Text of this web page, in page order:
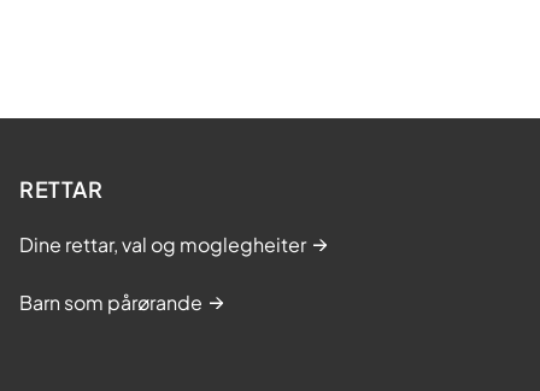
RETTAR
Dine rettar, val og moglegheiter
Barn som pårørande